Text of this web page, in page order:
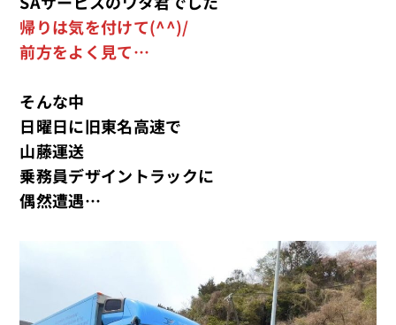
帰りは気を付けて(^^)/
前方をよく見て…
そんな中
日曜日に旧東名高速で
山藤運送
乗務員デザイントラックに
偶然遭遇…